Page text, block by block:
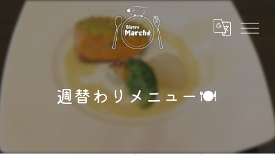
週替わりメニュー🍽